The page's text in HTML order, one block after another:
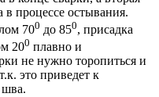
процессе остывания.
700 до 850, присадка
200 плавно и
не нужно торопиться и
это приведет к